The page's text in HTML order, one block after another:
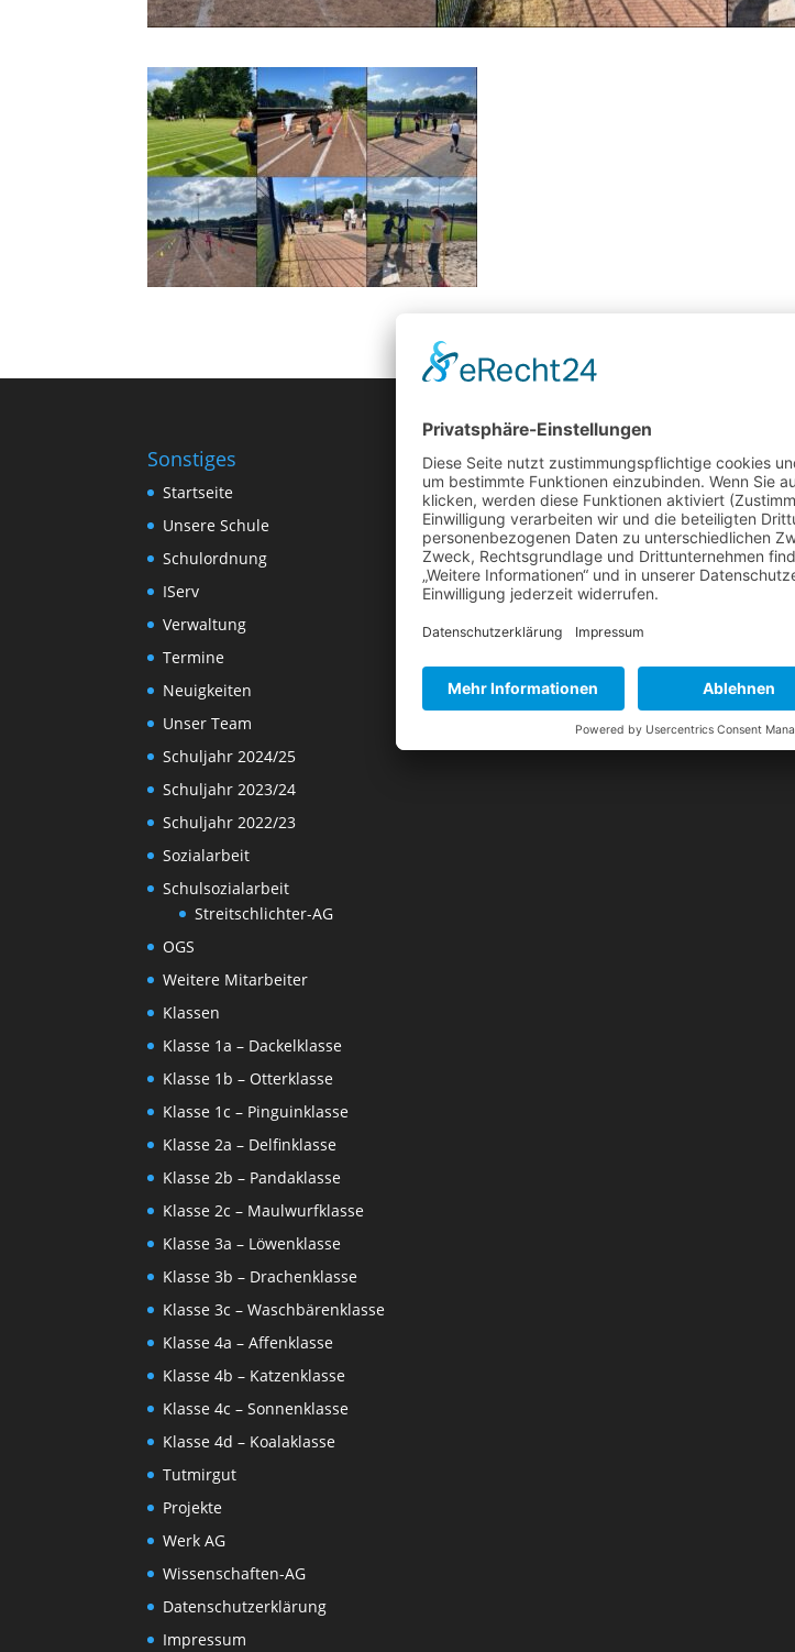
Sonstiges
Startseite
Unsere Schule
Schulordnung
IServ
Verwaltung
Termine
Neuigkeiten
Unser Team
Schuljahr 2024/25
Schuljahr 2023/24
Schuljahr 2022/23
Sozialarbeit
Schulsozialarbeit
Streitschlichter-AG
OGS
Weitere Mitarbeiter
Klassen
Klasse 1a – Dackelklasse
Klasse 1b – Otterklasse
Klasse 1c – Pinguinklasse
Klasse 2a – Delfinklasse
Klasse 2b – Pandaklasse
Klasse 2c – Maulwurfklasse
Klasse 3a – Löwenklasse
Klasse 3b – Drachenklasse
Klasse 3c – Waschbärenklasse
Klasse 4a – Affenklasse
Klasse 4b – Katzenklasse
Klasse 4c – Sonnenklasse
Klasse 4d – Koalaklasse
Tutmirgut
Projekte
Werk AG
Wissenschaften-AG
Datenschutzerklärung
Impressum